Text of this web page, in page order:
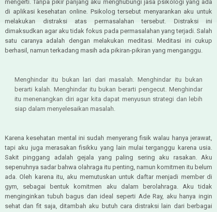
mengerti. Tanpa pikir panjang aku menghubungi jasa psikologi yang ada
di aplikasi kesehatan online. Psikolog tersebut menyarankan aku untuk
melakukan distraksi atas permasalahan tersebut. Distraksi ini
dimaksudkan agar aku tidak fokus pada permasalahan yang terjadi. Salah
satu caranya adalah dengan melakukan meditasi. Meditasi ini cukup
berhasil, namun terkadang masih ada pikiran-pikiran yang menganggu.
Menghindar itu bukan lari dari masalah. Menghindar itu bukan
berarti kalah. Menghindar itu bukan berarti pengecut. Menghindar
itu menenangkan diri agar kita dapat menyusun strategi dan lebih
siap dalam menyelesaikan masalah.
Karena kesehatan mental ini sudah menyerang fisik walau hanya jerawat,
tapi aku juga merasakan fisikku yang lain mulai terganggu karena usia.
Sakit pinggang adalah gejala yang paling sering aku rasakan. Aku
sepenuhnya sadar bahwa olahraga itu penting, namun komitmen itu belum
ada. Oleh karena itu, aku memutuskan untuk daftar menjadi member di
gym, sebagai bentuk komitmen aku dalam berolahraga. Aku tidak
menginginkan tubuh bagus dan ideal seperti Ade Ray, aku hanya ingin
sehat dan fit saja, ditambah aku butuh cara distraksi lain dari berbagai